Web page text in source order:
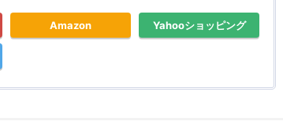
Amazon Yahooショッピング